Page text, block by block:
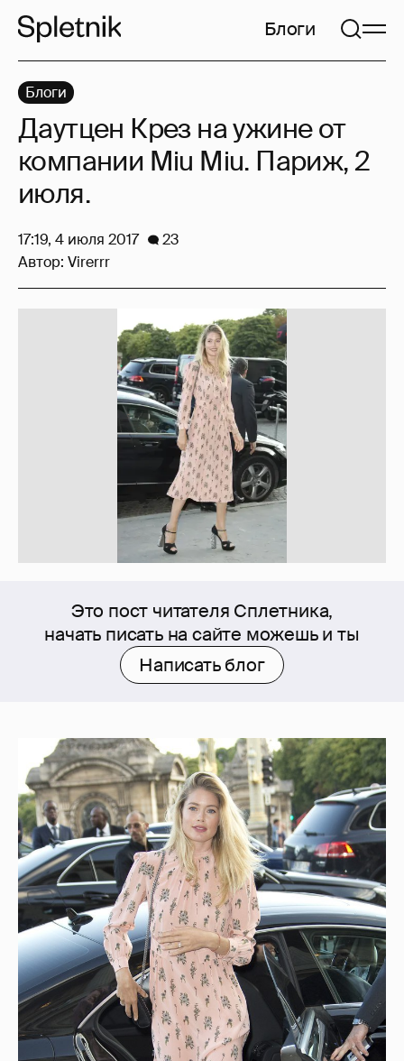
Блоги
Это пост читателя Сплетника,
начать писать на сайте можешь и ты
Написать блог
Блоги
Даутцен Крез на ужине от
компании Miu Miu. Париж, 2
июля.
17:19, 4 июля 2017
23
Автор: Virerrr